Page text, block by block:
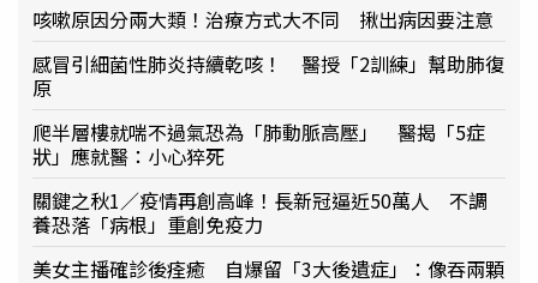
咳嗽原因分兩大類！治療方式大不同 揪出病因要注意
感冒引細菌性肺炎持續乾咳！ 醫授「2訓練」幫助肺復
原
爬半層樓就喘不過氣恐為「肺動脈高壓」 醫揭「5症
狀」應就醫：小心猝死
關鍵之秋1／疫情再創高峰！長新冠逼近50萬人 不調
養恐落「病根」重創免疫力
美女主播確診後痊癒 自爆留「3大後遺症」：像吞兩顆